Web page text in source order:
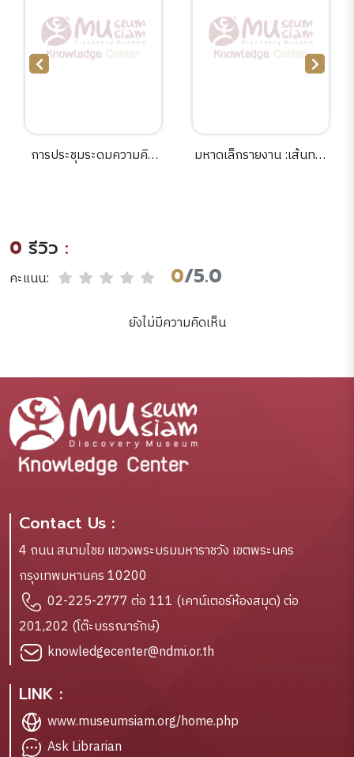
การประชุมระดมความคิด
ยั่งยืนของชุมชน.
มหาดเล็กรายงาน :เส้นทาง
0 รีวิว :
คะแนน: 0/5.0
ยังไม่มีความคิดเห็น
Contact Us :
4 ถนน สนามไชย แขวงพระบรมมหาราชวัง เขตพระนคร
กรุงเทพมหานคร 10200
02-225-2777 ต่อ 111 (เคาน์เตอร์ห้องสมุด) ต่อ
201,202 (โต๊ะบรรณารักษ์)
knowledgecenter@ndmi.or.th
LINK :
www.museumsiam.org/home.php
Ask Librarian